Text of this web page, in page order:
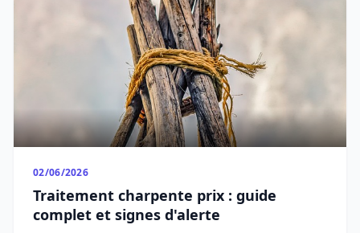
02/06/2026
Traitement charpente prix : guide
complet et signes d'alerte